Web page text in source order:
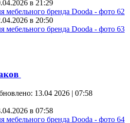
в 21:29
в 20:50
13.04 2026 | 07:58
в 07:58